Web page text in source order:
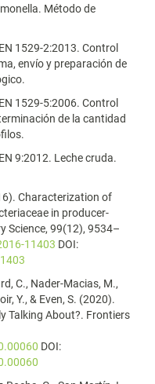
Método de
1529-2:2013. Control
envío y preparación de
1529-5:2006. Control
de la cantidad
9:2012. Leche cruda.
Characterization of
in producer-
Science, 99(12), 9534–
11403 DOI:
C., Nader-Macias, M.,
Y., & Even, S. (2020).
Talking About?. Frontiers
DOI: